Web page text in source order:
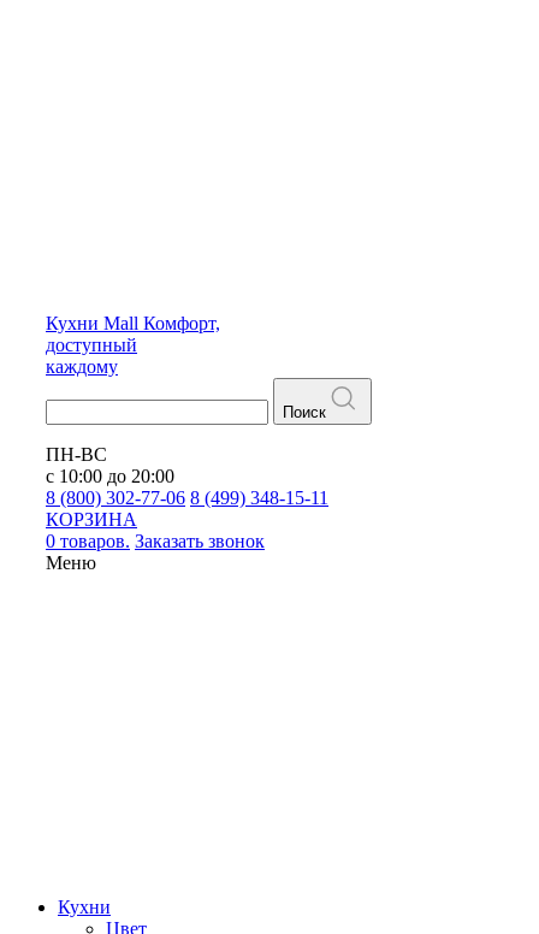
Кухни Mall Комфорт,
доступный
каждому
Поиск
ПН-ВС
с 10:00 до 20:00
8 (800) 302-77-06 8 (499) 348-15-11
КОРЗИНА
0 товаров. Заказать звонок
Меню
Кухни
Цвет